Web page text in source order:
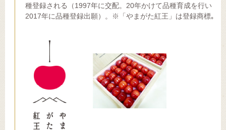
種登録される（1997年に交配。20年かけて品種育成を行い
2017年に品種登録出願）。※「やまがた紅王」は登録商標｡